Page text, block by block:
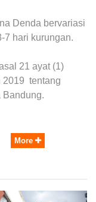
Denda bervariasi
7 hari kurungan.
21 ayat (1)
2019 tentang
Bandung.
More